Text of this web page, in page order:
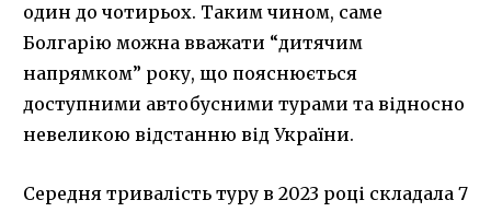
один до чотирьох. Таким чином, саме
Болгарію можна вважати “дитячим
напрямком” року, що пояснюється
доступними автобусними турами та відносно
невеликою відстанню від України.
Середня тривалість туру в 2023 році складала 7